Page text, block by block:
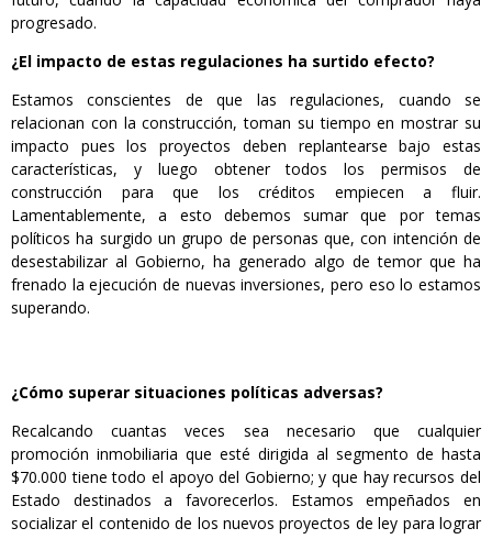
progresado.
¿El impacto de estas regulaciones ha surtido efecto?
Estamos conscientes de que las regulaciones, cuando se
relacionan con la construcción, toman su tiempo en mostrar su
impacto pues los proyectos deben replantearse bajo estas
características, y luego obtener todos los permisos de
construcción para que los créditos empiecen a fluir.
Lamentablemente, a esto debemos sumar que por temas
políticos ha surgido un grupo de personas que, con intención de
desestabilizar al Gobierno, ha generado algo de temor que ha
frenado la ejecución de nuevas inversiones, pero eso lo estamos
superando.
¿Cómo superar situaciones políticas adversas?
Recalcando cuantas veces sea necesario que cualquier
promoción inmobiliaria que esté dirigida al segmento de hasta
$70.000 tiene todo el apoyo del Gobierno; y que hay recursos del
Estado destinados a favorecerlos. Estamos empeñados en
socializar el contenido de los nuevos proyectos de ley para lograr